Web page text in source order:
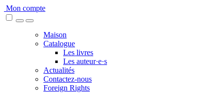
Skip
to
Mon compte
Maison
Catalogue
Les livres
Les auteur·e·s
Actualités
Contactez-nous
Foreign Rights